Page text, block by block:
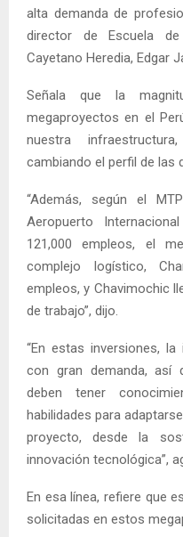
alta demanda de
director de Escuela
Cayetano Heredia, Edgar
Señala que la
megaproyectos en el
nuestra
cambiando el perfil de las
“Además, según el
Aeropuerto
121,000 empleos, el
complejo logístico,
empleos, y Chavimochic
de trabajo”, dijo.
“En estas inversiones,
con gran demanda, así
deben tener
habilidades para
proyecto, desde la
innovación tecnológica”,
En esa línea, refiere que
solicitadas en estos